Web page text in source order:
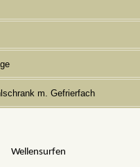
m. Gefrierfach
Wellensurfen